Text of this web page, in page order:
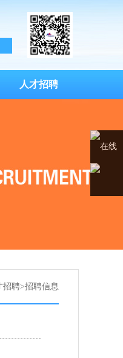
人才招聘
招聘>招聘信息
在线